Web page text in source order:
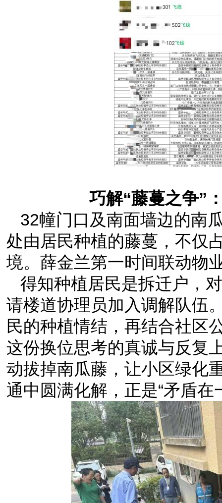
巧解“藤蔓之争”
32幢门口及南面墙边的南
处由居民种植的藤蔓，不仅
境。薛金兰第一时间联动物
得知种植居民是拆迁户，
请楼道协理员加入调解队伍
民的种植情结，再结合社区
这份换位思考的真诚与反复
动拔掉南瓜藤，让小区绿化
通中圆满化解，正是“矛盾